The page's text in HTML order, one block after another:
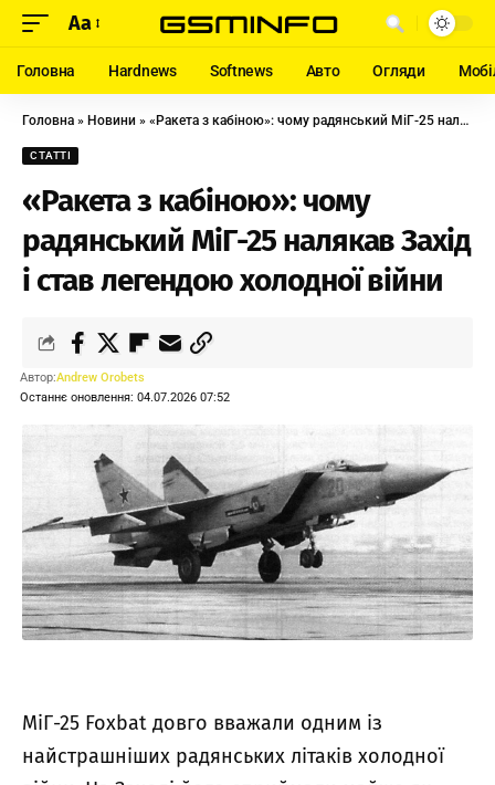
Aa
Головна Hardnews Softnews Авто Огляди
Головна » Новини » «Ракета з кабіною»: чому радянський МіГ-25 налякав Захід і став легендою холодної війни
СТАТТІ
«Ракета з кабіною»: чому
радянський МіГ-25 налякав Захід
і став легендою холодної війни
Останнє оновлення: 04.07.2026 07:52
Автор:Andrew Orobets
МіГ-25 Foxbat довго вважали одним із
найстрашніших радянських літаків холодної